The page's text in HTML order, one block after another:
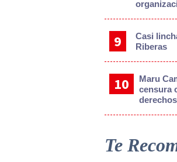
Casi
Riberas
Maru
censura
Te